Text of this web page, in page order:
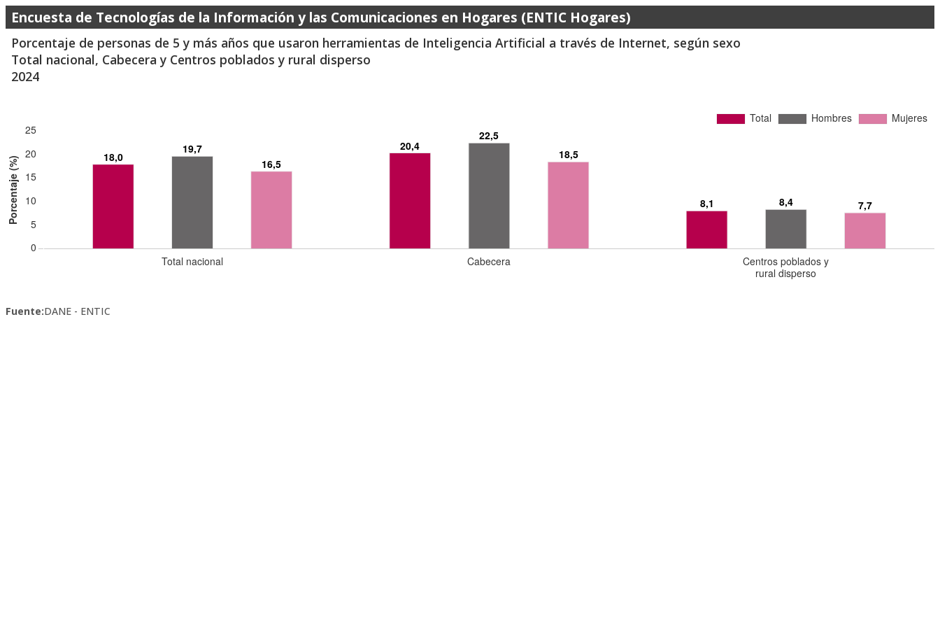
Encuesta de Tecnologías de la Información y las Comunicaciones en Hogares (ENTIC Hogares)
Porcentaje de personas de 5 y más años que usaron herramientas de Inteligencia Artificial a través de Internet, según sexo
Total nacional, Cabecera y Centros poblados y rural disperso
2024
Fuente:DANE - ENTIC